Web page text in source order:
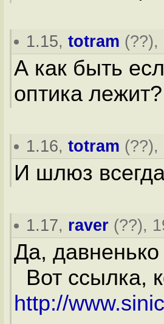
1.15,totram (??),
А как быть
оптика лежит?
1.16,totram (??),
И шлюз
1.17, raver (??),
Да,
Вот ссылка,
http://